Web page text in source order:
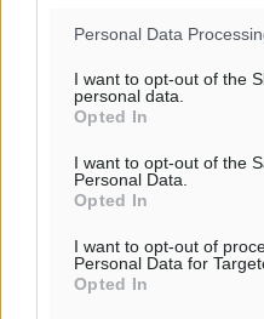
Personal Data
I want to opt-out of the
personal data.
Opted In
I want to opt-out of the
Personal Data.
Opted In
I want to opt-out of
Personal Data for
Opted In
Χαρ. Ναβροζίδης στον
η πιο ψηφιακή
Τοπικές Ειδήσεις• πριν 12 ώρες
φιλοξενίας
Ειδήσεις• πριν 12 ώρες